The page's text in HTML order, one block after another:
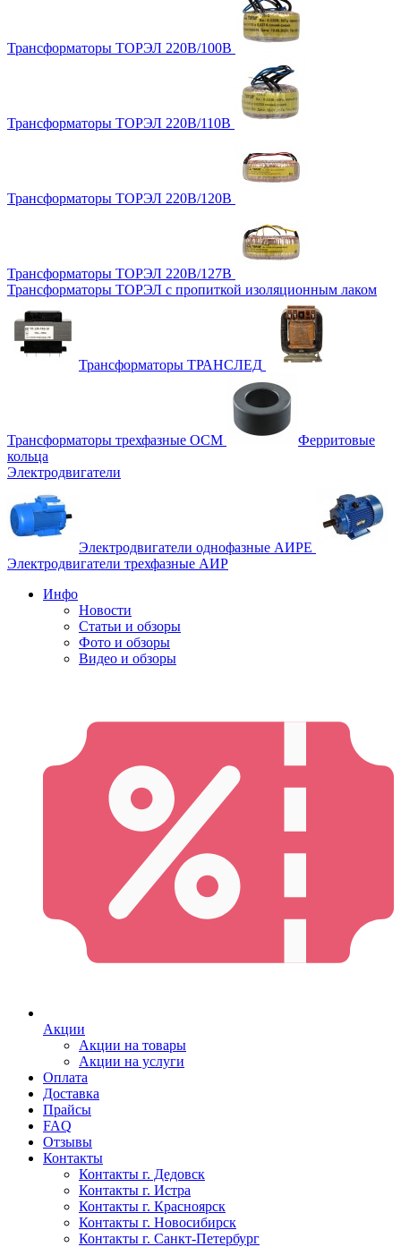
Трансформаторы ТОРЭЛ 220В/100В
Трансформаторы ТОРЭЛ 220В/110В
Трансформаторы ТОРЭЛ 220В/120В
Трансформаторы ТОРЭЛ 220В/127В
Трансформаторы ТОРЭЛ с пропиткой изоляционным лаком
Трансформаторы ТРАНСЛЕД
Трансформаторы трехфазные ОСМ
Ферритовые
кольца
Электродвигатели
Электродвигатели однофазные АИРЕ
Электродвигатели трехфазные АИР
Инфо
Новости
Статьи и обзоры
Фото и обзоры
Видео и обзоры
Акции
Акции на товары
Акции на услуги
Оплата
Доставка
Прайсы
FAQ
Отзывы
Контакты
Контакты г. Дедовск
Контакты г. Истра
Контакты г. Красноярск
Контакты г. Новосибирск
Контакты г. Санкт-Петербург